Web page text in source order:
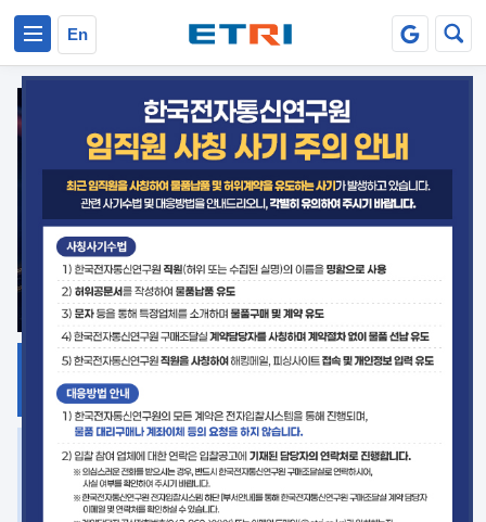
En
지식공유
플랫폼
ETRI 오픈소스
발간자료